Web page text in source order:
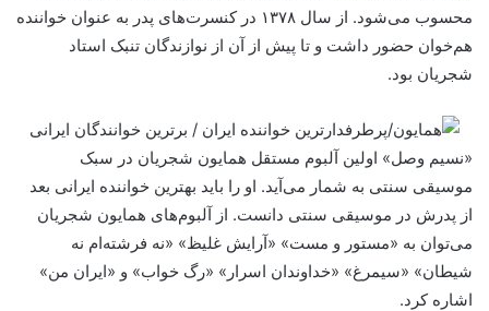
محسوب می‌شود. از سال ۱۳۷۸ در کنسرت‌های پدر به عنوان خواننده
هم‌خوان حضور داشت و تا پیش از آن از نوازندگان تنبک استاد
شجریان بود.
«نسیم وصل» اولین آلبوم مستقل همایون شجریان در سبک
موسیقی سنتی به شمار می‌آید. او را باید بهترین خواننده ایرانی بعد
از پدرش در موسیقی سنتی دانست. از آلبوم‌های همایون شجریان
می‌توان به «مستور و مست» «آرایش غلیظ» «نه فرشته‌ام نه
شیطان» «سیمرغ» «خداوندان اسرار» «رگ خواب» و «ایران من»
اشاره کرد.